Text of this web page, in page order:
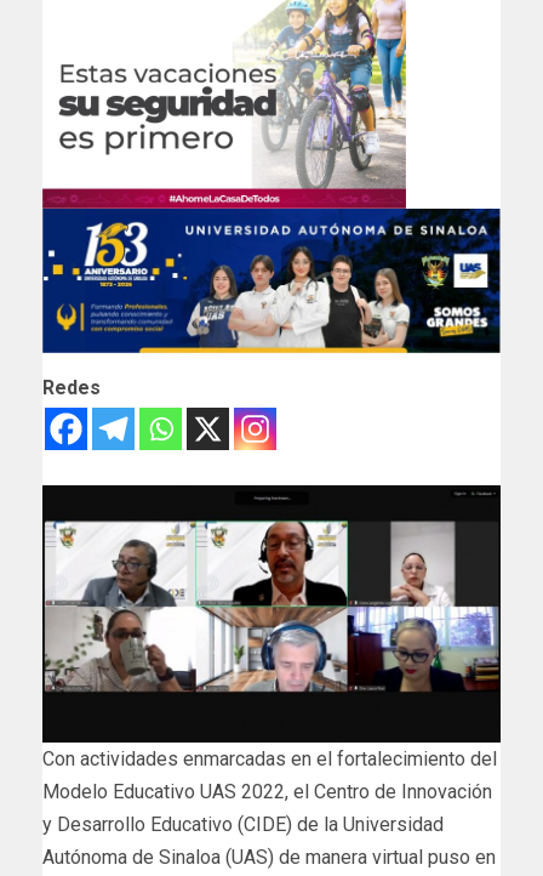
Redes
Con actividades enmarcadas en el fortalecimiento del
Modelo Educativo UAS 2022, el Centro de Innovación
y Desarrollo Educativo (CIDE) de la Universidad
Autónoma de Sinaloa (UAS) de manera virtual puso en